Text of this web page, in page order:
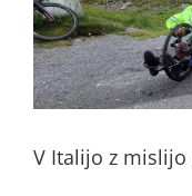
V Italijo z mislijo